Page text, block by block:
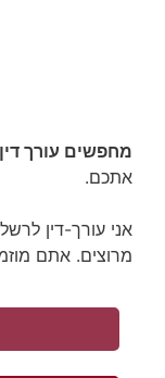
מחפשים עורך
אתכם.
אני עורך-דין
מרוצים. אתם